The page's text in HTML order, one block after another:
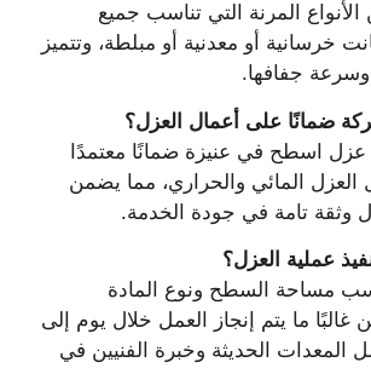
الأنواع المرنة التي تناسب جميع
خرسانية أو معدنية أو مبلطة، وتتميز
وسرعة جفافها.
عزل اسطح في عنيزة ضمانًا معتمدًا
المائي والحراري، مما يضمن
وثقة تامة في جودة الخدمة.
مساحة السطح ونوع المادة
غالبًا ما يتم إنجاز العمل خلال يوم إلى
الحديثة وخبرة الفنيين في